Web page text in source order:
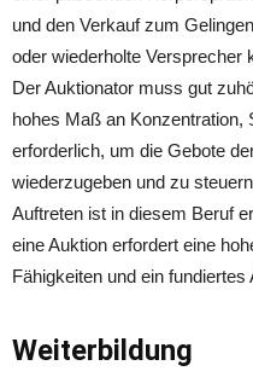
und den Verkauf zum
oder wiederholte Versprecher
Der Auktionator muss gut
hohes Maß an Konzentration,
erforderlich, um die Gebote
wiederzugeben und zu
Auftreten ist in diesem Beruf
eine Auktion erfordert eine
Fähigkeiten und ein fundiertes
Weiterbildung